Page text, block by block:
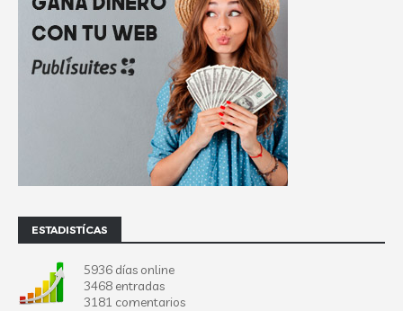
ESTADISTÍCAS
5936 días online
3468 entradas
3181 comentarios